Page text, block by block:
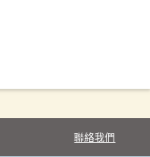
聯絡我們